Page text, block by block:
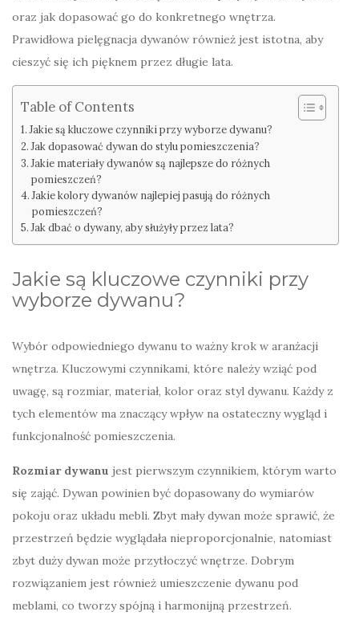
oraz jak dopasować go do konkretnego wnętrza.
Prawidłowa pielęgnacja dywanów również jest istotna, aby
cieszyć się ich pięknem przez długie lata.
Table of Contents
Jakie są kluczowe czynniki przy wyborze dywanu?
Jak dopasować dywan do stylu pomieszczenia?
Jakie materiały dywanów są najlepsze do różnych
pomieszczeń?
Jakie kolory dywanów najlepiej pasują do różnych
pomieszczeń?
Jak dbać o dywany, aby służyły przez lata?
Jakie są kluczowe czynniki przy
wyborze dywanu?
Wybór odpowiedniego dywanu to ważny krok w aranżacji
wnętrza. Kluczowymi czynnikami, które należy wziąć pod
uwagę, są rozmiar, materiał, kolor oraz styl dywanu. Każdy z
tych elementów ma znaczący wpływ na ostateczny wygląd i
funkcjonalność pomieszczenia.
Rozmiar dywanu jest pierwszym czynnikiem, którym warto
się zająć. Dywan powinien być dopasowany do wymiarów
pokoju oraz układu mebli. Zbyt mały dywan może sprawić, że
przestrzeń będzie wyglądała nieproporcjonalnie, natomiast
zbyt duży dywan może przytłoczyć wnętrze. Dobrym
rozwiązaniem jest również umieszczenie dywanu pod
meblami, co tworzy spójną i harmonijną przestrzeń.